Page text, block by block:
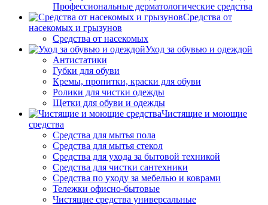
Профессиональные дерматологические средства
Средства от
насекомых и грызунов
Средства от насекомых
Уход за обувью и одеждой
Антистатики
Губки для обуви
Кремы, пропитки, краски для обуви
Ролики для чистки одежды
Щетки для обуви и одежды
Чистящие и моющие
средства
Средства для мытья пола
Средства для мытья стекол
Средства для ухода за бытовой техникой
Средства для чистки сантехники
Средства по уходу за мебелью и коврами
Тележки офисно-бытовые
Чистящие средства универсальные